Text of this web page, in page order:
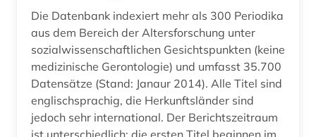
bildatlas (1)
bilddatenbank (4)
bildgebendes verfahren (1)
bildgebung (1)
Die Datenbank indexiert mehr als 300 Periodika
aus dem Bereich der Altersforschung unter
sozialwissenschaftlichen Gesichtspunkten (keine
medizinische Gerontologie) und umfasst 35.700
Datensätze (Stand: Janaur 2014). Alle Titel sind
englischsprachig, die Herkunftsländer sind
jedoch sehr international. Der Berichtszeitraum